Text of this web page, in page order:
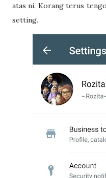
atas ni. Korang terus
setting.